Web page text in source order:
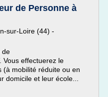
de Personne à
sur-Loire (44) -
de
Vous effectuerez le
(à mobilité réduite ou en
domicile et leur école...